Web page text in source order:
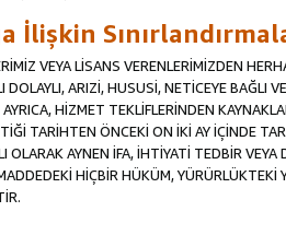
İlişkin
VEYA LİSANS VERENLERİMİZDEN
DOLAYLI, ARIZİ, HUSUSİ, NETİCEYE BAĞLI
HİZMET TEKLİFLERİNDEN
TARİHTEN ÖNCEKİ ON İKİ AY İÇİNDE
OLARAK AYNEN İFA, İHTİYATİ TEDBİR
HİÇBİR HÜKÜM,